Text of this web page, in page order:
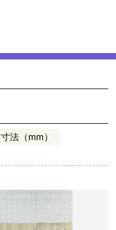
寸法（mm）